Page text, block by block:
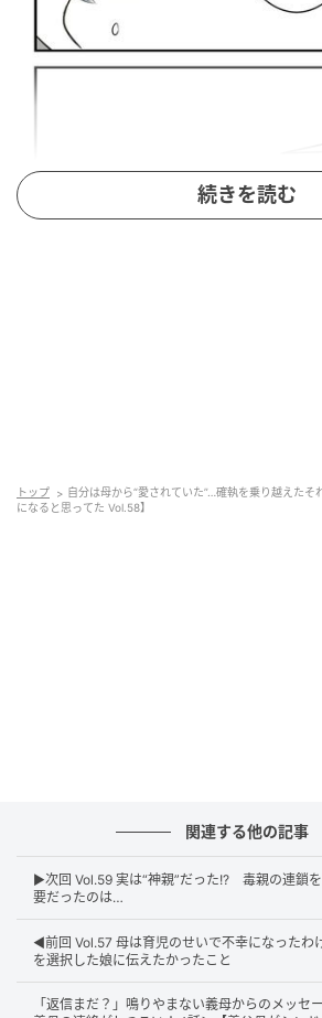
続きを読む
トップ
自分は母から“愛されていた”…確執を乗り越えたそ
になると思ってた Vol.58】
関連する他の記事
▶︎次回 Vol.59 実は“神親”だった!? 毒親の連鎖
要だったのは…
◀︎前回 Vol.57 母は育児のせいで不幸になったわ
を選択した娘に伝えたかったこと
「返信まだ？」鳴りやまない義母からのメッセ